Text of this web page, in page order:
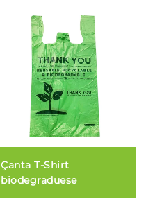
Çanta T-Shirt
biodegraduese